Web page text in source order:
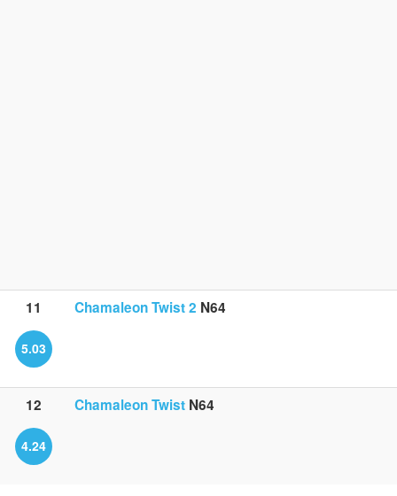
11 Chamaleon Twist 2 N64
5.03
12 Chamaleon Twist N64
4.24